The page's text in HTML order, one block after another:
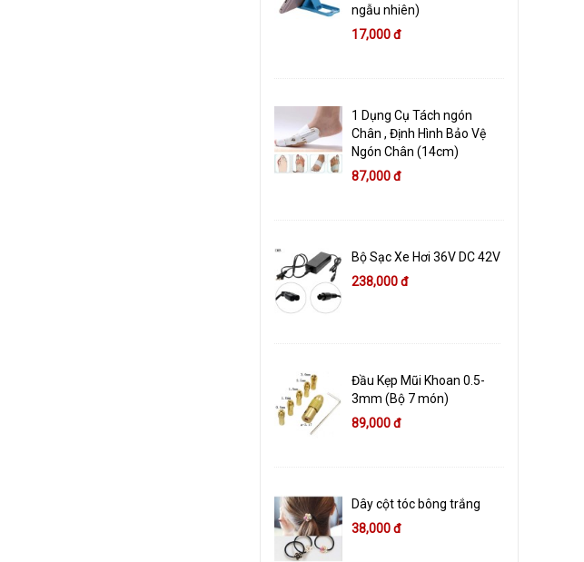
ngẫu nhiên)
17,000 đ
1 Dụng Cụ Tách ngón
Chân , Định Hình Bảo Vệ
Ngón Chân (14cm)
87,000 đ
Bộ Sạc Xe Hơi 36V DC 42V
238,000 đ
Đầu Kẹp Mũi Khoan 0.5-
3mm (Bộ 7 món)
89,000 đ
Dây cột tóc bông trắng
38,000 đ